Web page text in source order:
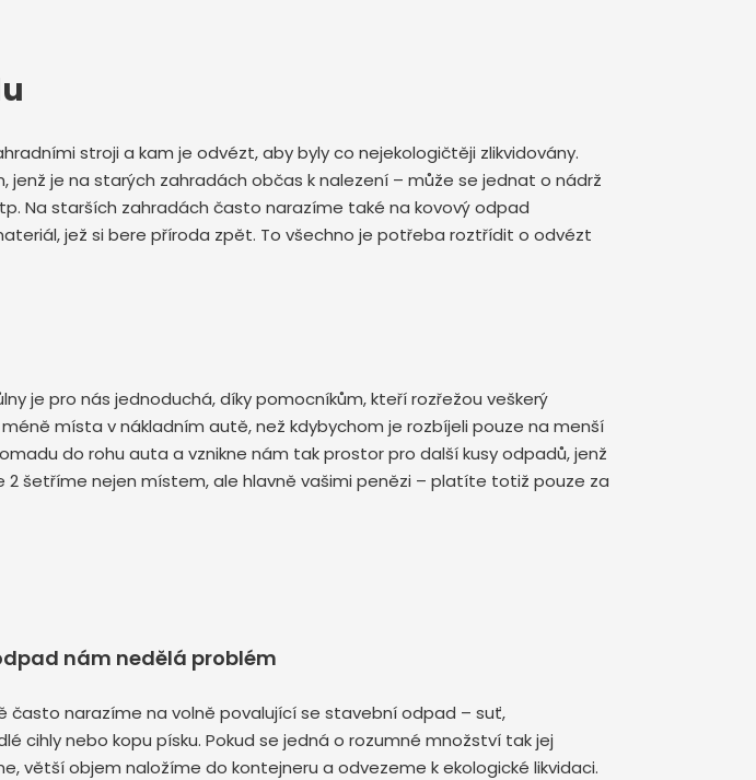
stroji a kam je odvézt, aby byly co nejekologičtěji zlikvidovány.
je na starých zahradách občas k nalezení – může se jednat o nádrž
Na starších zahradách často narazíme také na kovový odpad
jež si bere příroda zpět. To všechno je potřeba roztřídit o odvézt
je pro nás jednoduchá, díky pomocníkům, kteří rozřežou veškerý
místa v nákladním autě, než kdybychom je rozbíjeli pouze na menší
do rohu auta a vznikne nám tak prostor pro další kusy odpadů, jenž
2 šetříme nejen místem, ale hlavně vašimi penězi – platíte totiž pouze za
nám nedělá problém
často narazíme na volně povalující se stavební odpad – suť,
cihly nebo kopu písku. Pokud se jedná o rozumné množství tak jej
větší objem naložíme do kontejneru a odvezeme k ekologické likvidaci.